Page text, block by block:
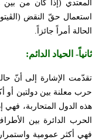
المعتدي (إذا كان من
استعمال حقّ النقض
الحالة أمراً جائزاً.
ثانياً- الحياد الدائم:
تقدّمت الإشارة إلى أنّ
حرب معلنة بين دولتين أو
هذه الدول المتحاربة، فهي
الحرب الدائرة بين
فهي أكثر عمومية